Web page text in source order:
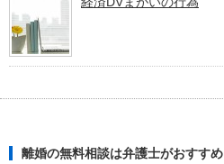
離婚の無料相談は弁護士がおすすめ